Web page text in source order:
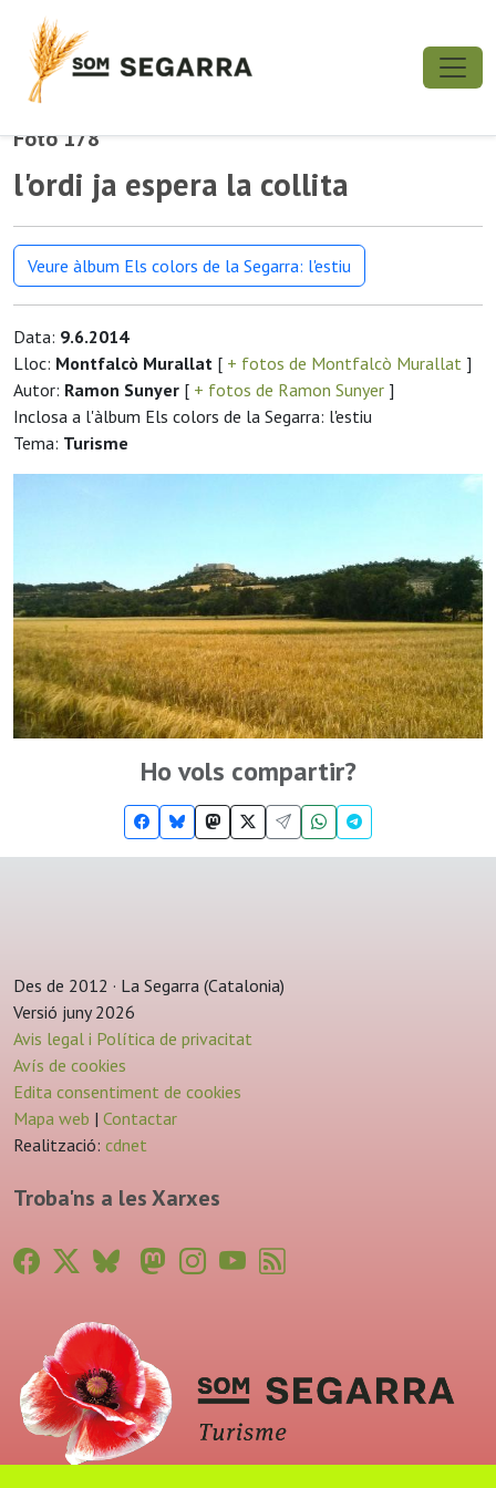
Foto 178
l'ordi ja espera la collita
Veure àlbum Els colors de la Segarra: l'estiu
Data: 9.6.2014
Lloc: Montfalcò Murallat [ + fotos de Montfalcò Murallat ]
Autor: Ramon Sunyer [ + fotos de Ramon Sunyer ]
Inclosa a l'àlbum Els colors de la Segarra: l'estiu
Tema: Turisme
Ho vols compartir?
Des de 2012 · La Segarra (Catalonia)
Versió juny 2026
Avis legal i Política de privacitat
Avís de cookies
Edita consentiment de cookies
Mapa web | Contactar
Realització: cdnet
Troba'ns a les Xarxes